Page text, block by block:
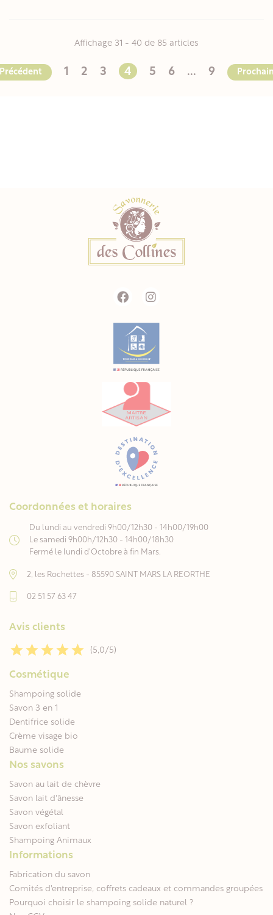
Affichage 31 - 40 de 85 articles
1 2 3 4 5 6 ... 9
Coordonnées et horaires
Du lundi au vendredi 9h00/12h30 - 14h00/19h00
Le samedi 9h00h/12h30 - 14h00/18h30
Fermé le lundi d'Octobre à fin Mars.
2, les Rochettes - 85590 SAINT MARS LA REORTHE
02 51 57 63 47
Avis clients
(5,0/5)
Cosmétique
Shampoing solide
Savon 3 en 1
Dentifrice solide
Crème visage bio
Baume solide
Nos savons
Savon au lait de chèvre
Savon lait d'ânesse
Savon végétal
Savon exfoliant
Shampoing Animaux
Informations
Fabrication du savon
Comités d'entreprise, coffrets cadeaux et commandes groupées
Pourquoi choisir le shampoing solide naturel ?